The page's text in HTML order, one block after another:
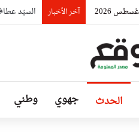
آخر الأخبار السيّد
الحدث جهوي وطني